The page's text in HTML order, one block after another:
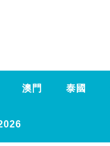
澳門 泰國